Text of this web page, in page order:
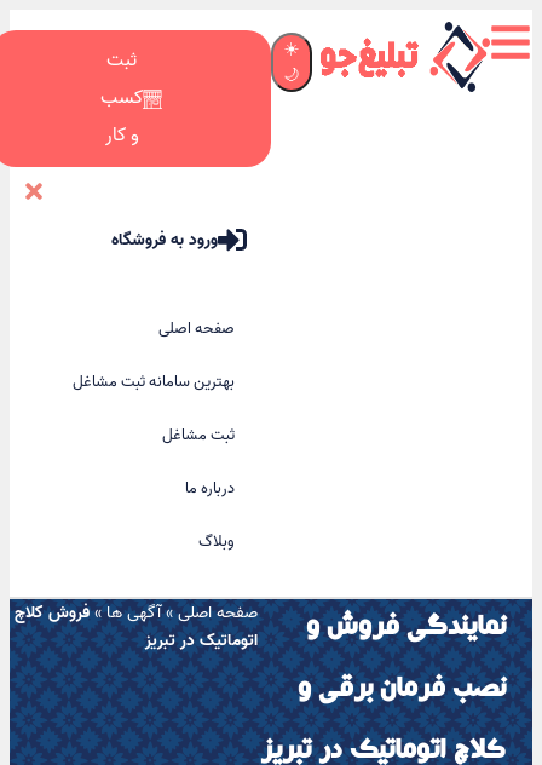
☀️
🌙
ثبت
کسب
و کار
ورود به فروشگاه
صفحه اصلی
بهترین سامانه ثبت مشاغل
ثبت مشاغل
درباره ما
وبلاگ
نمایندگی فروش و
نصب فرمان برقی و
کلاچ اتوماتیک در تبریز
صفحه اصلی»آگهی ها»فروش کلاچ
اتوماتیک در تبریز